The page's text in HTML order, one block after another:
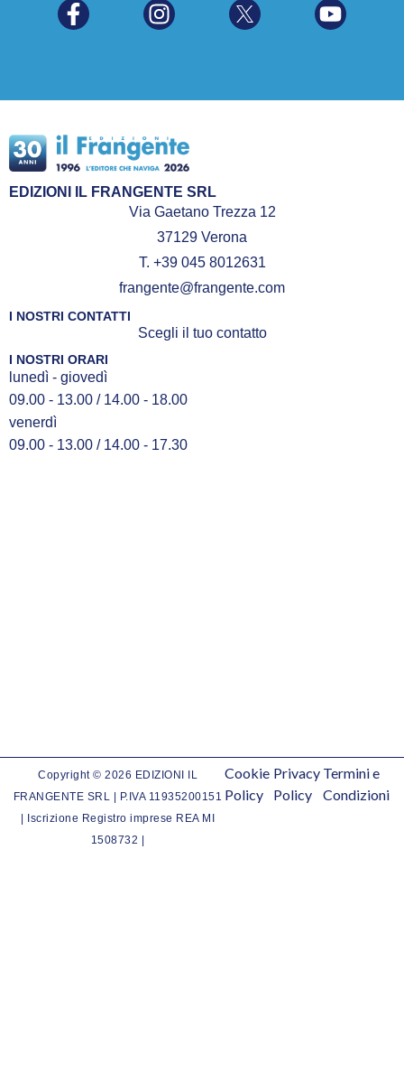
EDIZIONI IL FRANGENTE SRL
Via Gaetano Trezza 12
37129 Verona
T. +39 045 8012631
frangente@frangente.com
I NOSTRI CONTATTI
Scegli il tuo contatto
I NOSTRI ORARI
lunedì - giovedì
09.00 - 13.00 / 14.00 - 18.00
venerdì
09.00 - 13.00 / 14.00 - 17.30
Copyright © 2026 EDIZIONI IL
FRANGENTE SRL | P.IVA 11935200151
| Iscrizione Registro imprese REA MI
1508732 |
Cookie
Policy
Privacy
Policy
Termini e
Condizioni